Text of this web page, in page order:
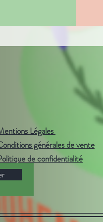
Légales
générales de vente
de confidentialité